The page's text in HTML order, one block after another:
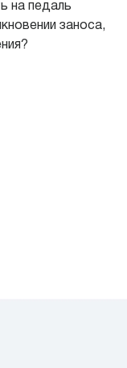
на педаль
заноса,